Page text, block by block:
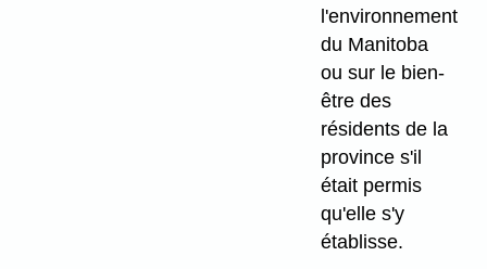
l'environnement
du Manitoba
ou sur le bien-
être des
résidents de la
province s'il
était permis
qu'elle s'y
établisse.